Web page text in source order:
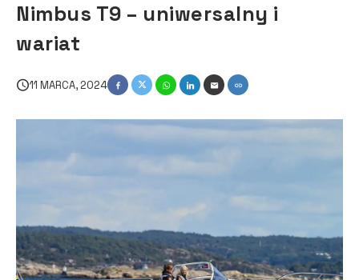
Nimbus T9 – uniwersalny i
wariat
11 MARCA, 2024